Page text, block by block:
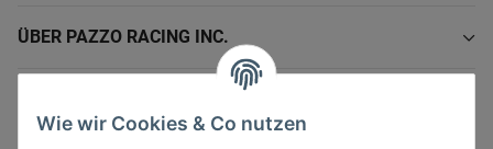
Wie wir Cookies & Co nutzen
ÜBER PAZZO RACING INC.